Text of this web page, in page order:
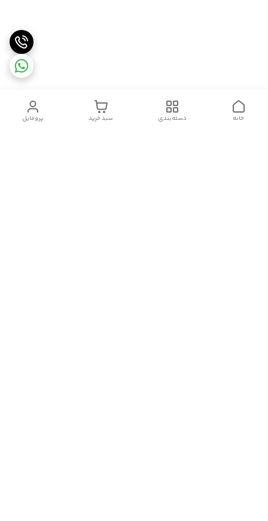
پروفایل سبد خرید دسته‌بندی خانه